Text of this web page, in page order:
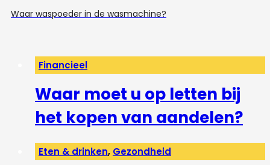
Waar waspoeder in de wasmachine?
Financieel
Waar moet u op letten bij
het kopen van aandelen?
Eten & drinken, Gezondheid